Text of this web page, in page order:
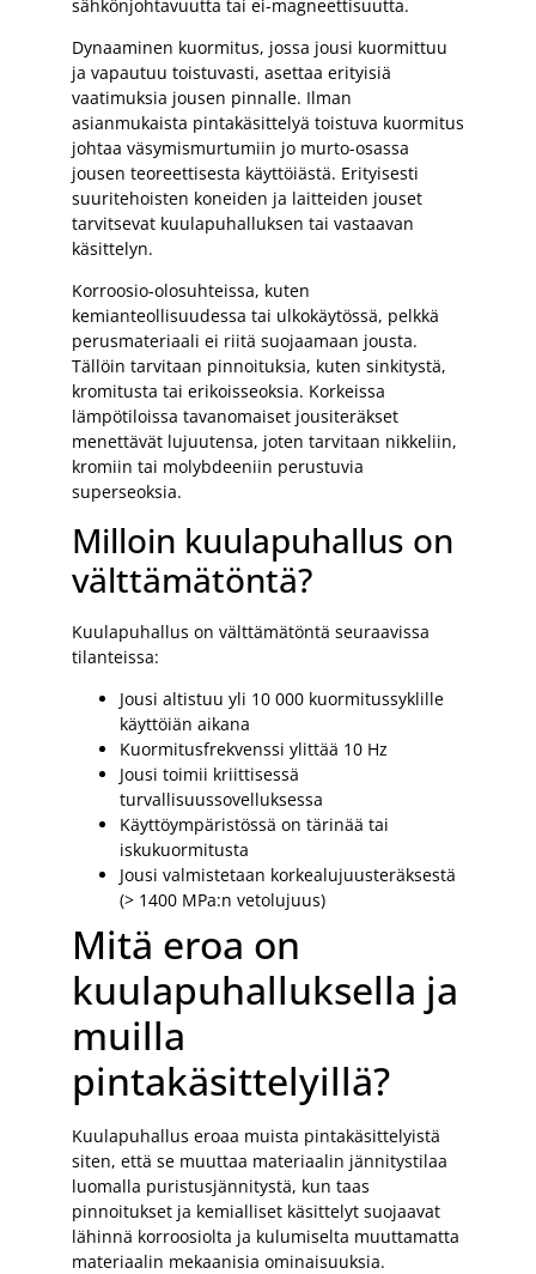
sähkönjohtavuutta tai ei-magneettisuutta.
Dynaaminen kuormitus, jossa jousi kuormittuu
ja vapautuu toistuvasti, asettaa erityisiä
vaatimuksia jousen pinnalle. Ilman
asianmukaista pintakäsittelyä toistuva kuormitus
johtaa väsymismurtumiin jo murto-osassa
jousen teoreettisesta käyttöiästä. Erityisesti
suuritehoisten koneiden ja laitteiden jouset
tarvitsevat kuulapuhalluksen tai vastaavan
käsittelyn.
Korroosio-olosuhteissa, kuten
kemianteollisuudessa tai ulkokäytössä, pelkkä
perusmateriaali ei riitä suojaamaan jousta.
Tällöin tarvitaan pinnoituksia, kuten sinkitystä,
kromitusta tai erikoisseoksia. Korkeissa
lämpötiloissa tavanomaiset jousiteräkset
menettävät lujuutensa, joten tarvitaan nikkeliin,
kromiin tai molybdeeniin perustuvia
superseoksia.
Milloin kuulapuhallus on
välttämätöntä?
Kuulapuhallus on välttämätöntä seuraavissa
tilanteissa:
Jousi altistuu yli 10 000 kuormitussyklille
käyttöiän aikana
Kuormitusfrekvenssi ylittää 10 Hz
Jousi toimii kriittisessä
turvallisuussovelluksessa
Käyttöympäristössä on tärinää tai
iskukuormitusta
Jousi valmistetaan korkealujuusteräksestä
(> 1400 MPa:n vetolujuus)
Mitä eroa on
kuulapuhalluksella ja
muilla
pintakäsittelyillä?
Kuulapuhallus eroaa muista pintakäsittelyistä
siten, että se muuttaa materiaalin jännitystilaa
luomalla puristusjännitystä, kun taas
pinnoitukset ja kemialliset käsittelyt suojaavat
lähinnä korroosiolta ja kulumiselta muuttamatta
materiaalin mekaanisia ominaisuuksia.